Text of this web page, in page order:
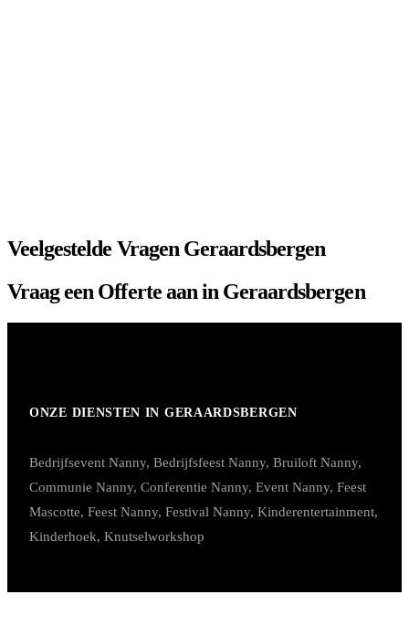
Veelgestelde Vragen Geraardsbergen
Vraag een Offerte aan in Geraardsbergen
ONZE DIENSTEN IN GERAARDSBERGEN
Bedrijfsevent Nanny, Bedrijfsfeest Nanny, Bruiloft Nanny,
Communie Nanny, Conferentie Nanny, Event Nanny, Feest
Mascotte, Feest Nanny, Festival Nanny, Kinderentertainment,
Kinderhoek, Knutselworkshop